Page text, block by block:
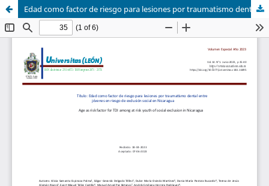
Edad como factor de riesgo para lesiones por traumatismo dental entre jóvenes en riesgo de exclusión social en Nicaragua